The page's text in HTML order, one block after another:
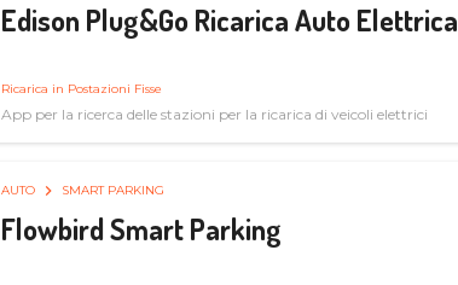
Edison Plug&Go Ricarica Auto Elettrica
Ricarica in Postazioni Fisse
App per la ricerca delle stazioni per la ricarica di veicoli elettrici
AUTO SMART PARKING
Flowbird Smart Parking